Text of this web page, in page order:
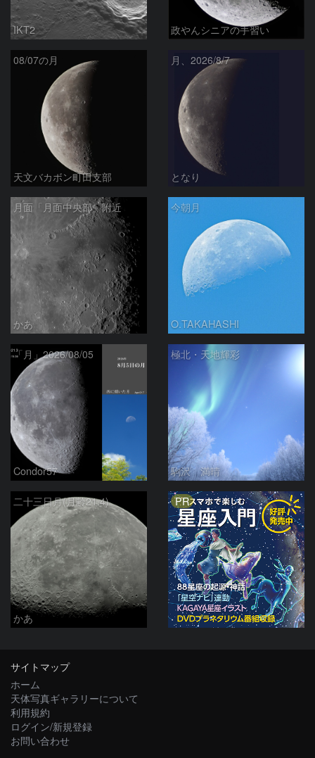
IKT2 政やんシニアの手習い
08/07の月
天文バカボン町田支部
月、2026/8/7
となり
月面「月面中央部」附近
かあ
今朝月
O.TAKAHASHI
「月」2026/08/05
Condor57
極北・天地輝彩
駒沢 満晴
二十三日月(月齢21.4)
かあ
PR
サイトマップ
ホーム
天体写真ギャラリーについて
利用規約
ログイン/新規登録
お問い合わせ